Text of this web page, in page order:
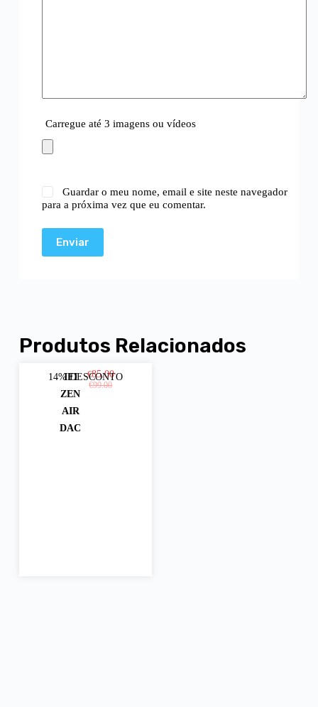
Carregue até 3 imagens ou vídeos
Guardar o meu nome, email e site neste navegador
para a próxima vez que eu comentar.
Enviar
Produtos Relacionados
14% DESCONTO
IFI
ZEN
AIR
DAC
€99.00
€85.00
Adici